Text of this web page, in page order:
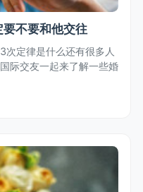
不要和他交往
次定律是什么还有很多人
际交友一起来了解一些婚